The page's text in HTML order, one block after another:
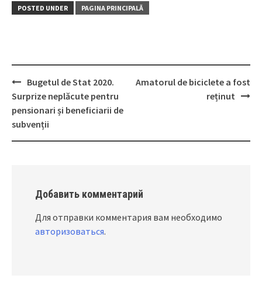
POSTED UNDER PAGINA PRINCIPALĂ
Post
navigation
Bugetul de Stat 2020.
Surprize neplăcute pentru
pensionari și beneficiarii de
subvenții
Amatorul de biciclete a fost
reținut
Добавить комментарий
Для отправки комментария вам необходимо
авторизоваться.